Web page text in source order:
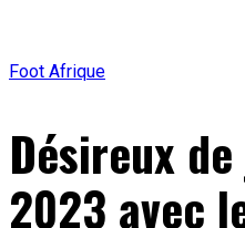
Foot Afrique
Désireux
2023 avec